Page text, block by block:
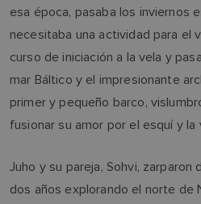
esa época, pasaba los inviernos
necesitaba una actividad para el
curso de iniciación a la vela y
mar Báltico y el impresionante
primer y pequeño barco,
fusionar su amor por el esquí y
Juho y su pareja, Sohvi, zarparon
dos años explorando el norte de